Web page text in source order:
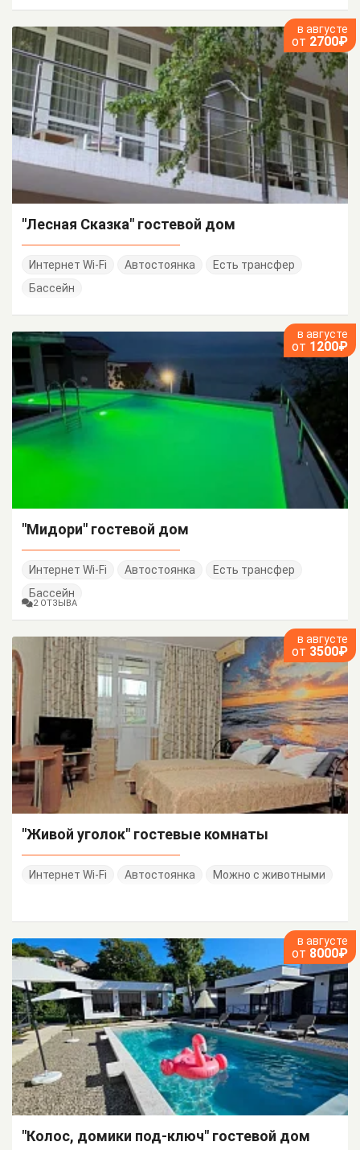
в августе
от 2700₽
"Лесная Сказка" гостевой дом
Интернет Wi-Fi Автостоянка
Есть трансфер
Бассейн
в августе
от 1200₽
"Мидори" гостевой дом
Интернет Wi-Fi Автостоянка
Есть трансфер
Бассейн
2 ОТЗЫВА
в августе
от 3500₽
"Живой уголок" гостевые комнаты
Интернет Wi-Fi Автостоянка Можно с животными
в августе
от 8000₽
"Колос, домики под-ключ" гостевой дом